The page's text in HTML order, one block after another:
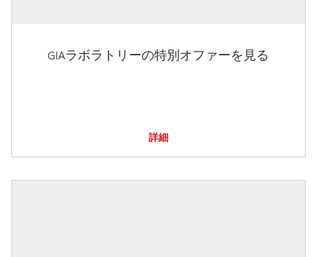
GIAラボラトリーの特別オファーを見る
詳細